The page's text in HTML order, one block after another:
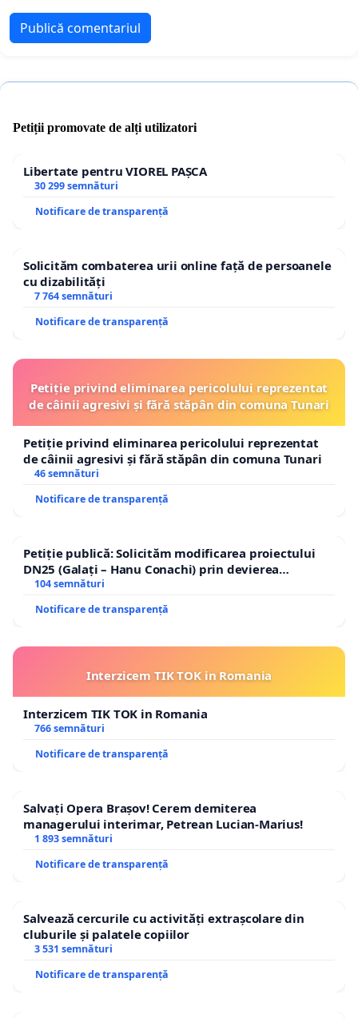
Publică comentariul
Petiții promovate de alți utilizatori
Libertate pentru VIOREL PAȘCA
30 299 semnături
Notificare de transparență
Solicităm combaterea urii online față de persoanele
cu dizabilități
7 764 semnături
Notificare de transparență
Petiție privind eliminarea pericolului reprezentat
de câinii agresivi și fără stăpân din comuna Tunari
Petiție privind eliminarea pericolului reprezentat
de câinii agresivi și fără stăpân din comuna Tunari
46 semnături
Notificare de transparență
Petiție publică: Solicităm modificarea proiectului
DN25 (Galați – Hanu Conachi) prin devierea
traseului în afara localităților!
104 semnături
Notificare de transparență
Interzicem TIK TOK in Romania
Interzicem TIK TOK in Romania
766 semnături
Notificare de transparență
Salvați Opera Brașov! Cerem demiterea
managerului interimar, Petrean Lucian-Marius!
1 893 semnături
Notificare de transparență
Salvează cercurile cu activități extrașcolare din
cluburile și palatele copiilor
3 531 semnături
Notificare de transparență